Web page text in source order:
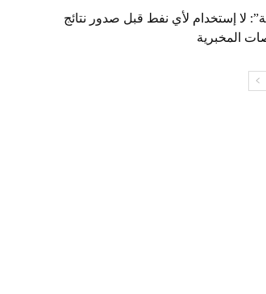
لا إستخدام لأي نفط قبل صدور نتائج
المخبرية